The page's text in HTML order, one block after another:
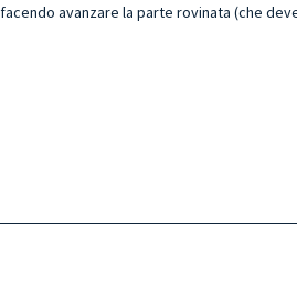
facendo avanzare la parte rovinata (che